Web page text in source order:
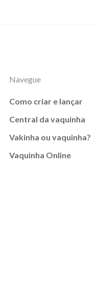
Navegue
Como criar e lançar
Central da vaquinha
Vakinha ou vaquinha?
Vaquinha Online